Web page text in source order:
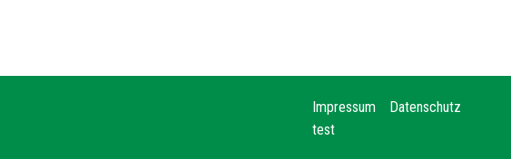
Impressum
Datenschutz
test